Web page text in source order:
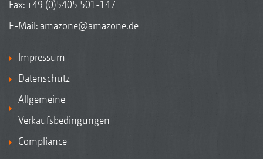
Fax: +49 (0)5405 501-147
E-Mail: amazone@amazone.de
Impressum
Datenschutz
Allgemeine
Verkaufsbedingungen
Compliance